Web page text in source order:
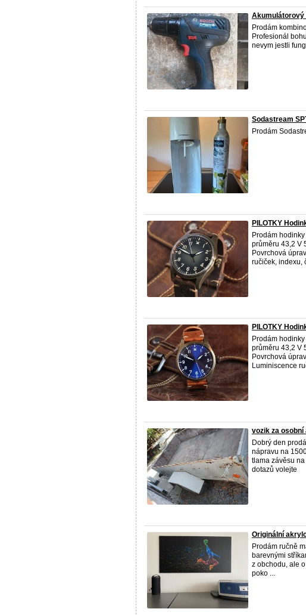
Akumulátorový
Prodám
Profesionál
nevym jestli
Sodastream
Prodám
PILOTKY
Prodám
průměru 43,2 V
Povrchová
ručiček, indexu,
PILOTKY
Prodám
průměru 43,2 V
Povrchová
Luminiscence
vozik za osobní
Dobrý den
nápravu na
tlama závěsu
dotazů volejte
Originální
Prodám ručně
barevnými
z obchodu, ale
poko ...